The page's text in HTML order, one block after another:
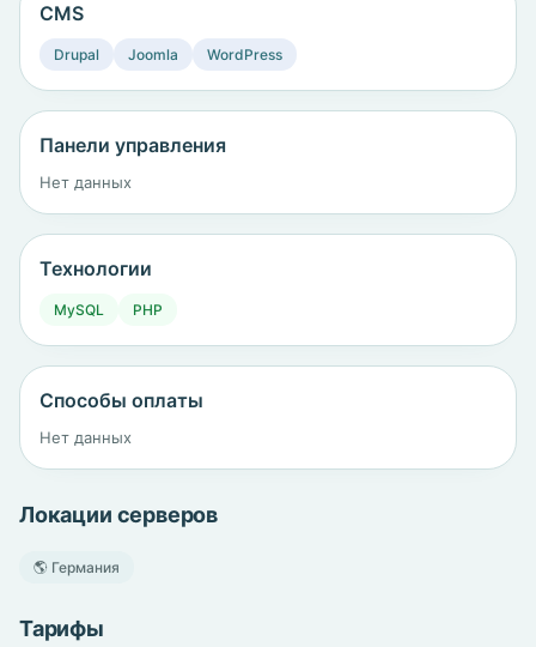
CMS
Drupal Joomla WordPress
Панели управления
Нет данных
Технологии
MySQL PHP
Способы оплаты
Нет данных
Локации серверов
🌎 Германия
Тарифы